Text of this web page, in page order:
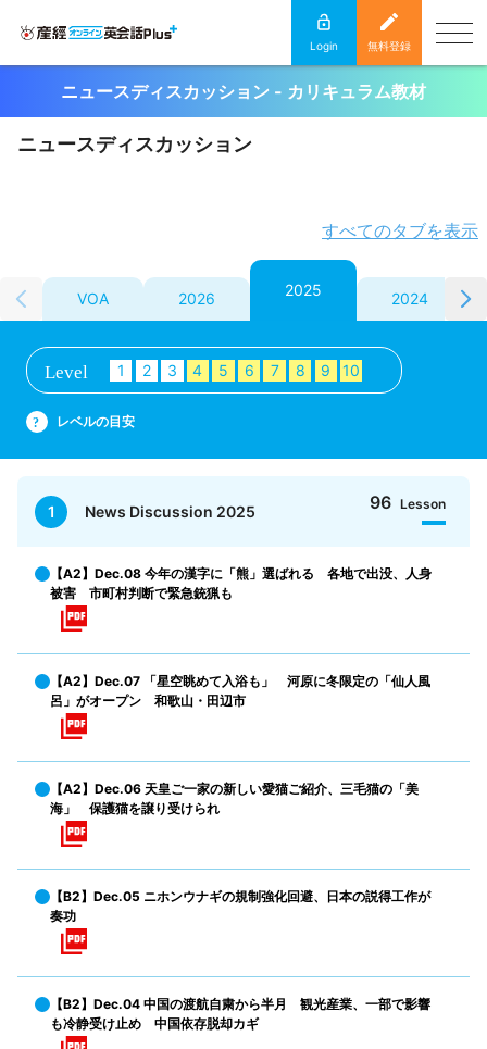
Login 無料登録
ニュースディスカッション - カリキュラム教材
ニュースディスカッション
すべてのタブを表示
VOA 2026 2025 2024
Level 1 2 3 4 5 6 7 8 9 10
? レベルの目安
1 News Discussion 2025 96 Lesson
【A2】Dec.08 今年の漢字に「熊」選ばれる 各地で出没、人身
被害 市町村判断で緊急銃猟も
【A2】Dec.07 「星空眺めて入浴も」 河原に冬限定の「仙人風
呂」がオープン 和歌山・田辺市
【A2】Dec.06 天皇ご一家の新しい愛猫ご紹介、三毛猫の「美
海」 保護猫を譲り受けられ
【B2】Dec.05 ニホンウナギの規制強化回避、日本の説得工作が
奏功
【B2】Dec.04 中国の渡航自粛から半月 観光産業、一部で影響
も冷静受け止め 中国依存脱却カギ